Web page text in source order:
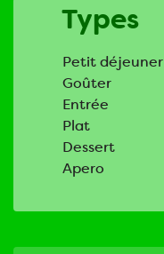
Types
Petit déjeuner
Goûter
Entrée
Plat
Dessert
Apero